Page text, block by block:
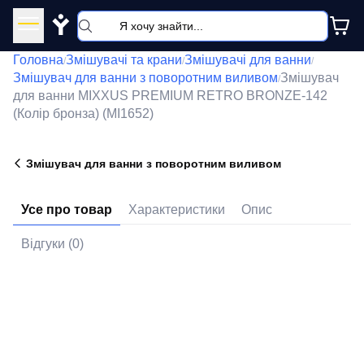
Y
Головна/Змішувачі та крани/Змішувачі для ванни/
Змішувач для ванни з поворотним виливом/Змішувач
для ванни MIXXUS PREMIUM RETRO BRONZE-142
(Колір бронза) (MI1652)
Змішувач для ванни з поворотним виливом
Усе про товар Характеристики Опис
Відгуки (0)